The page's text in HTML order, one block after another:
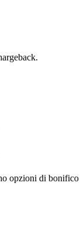
opzioni di bonifico